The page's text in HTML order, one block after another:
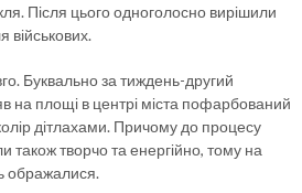
Після цього одноголосно вирішили
військових.
Буквально за тиждень-другий
на площі в центрі міста пофарбований
дітлахами. Причому до процесу
також творчо та енергійно, тому на
ображалися.